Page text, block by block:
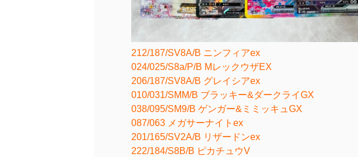
212/187/SV8A/B ニンフィアex
024/025/S8a/P/B MレックウザEX
206/187/SV8A/B グレイシアex
010/031/SMM/B ブラッキー&ダークライGX
038/095/SM9/B ゲンガー&ミミッキュGX
087/063 メガサーナイトex
201/165/SV2A/B リザードンex
222/184/S8B/B ピカチュウV